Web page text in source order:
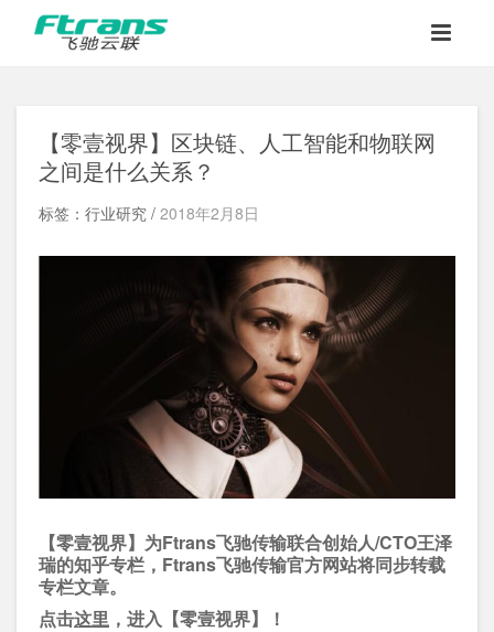
【零壹视界】区块链、人工智能和物联网
之间是什么关系？
标签：行业研究 / 2018年2月8日
【零壹视界】为Ftrans飞驰传输联合创始人/CTO王泽
瑞的知乎专栏，Ftrans飞驰传输官方网站将同步转载
专栏文章。
点击这里 ，进入【零壹视界】！